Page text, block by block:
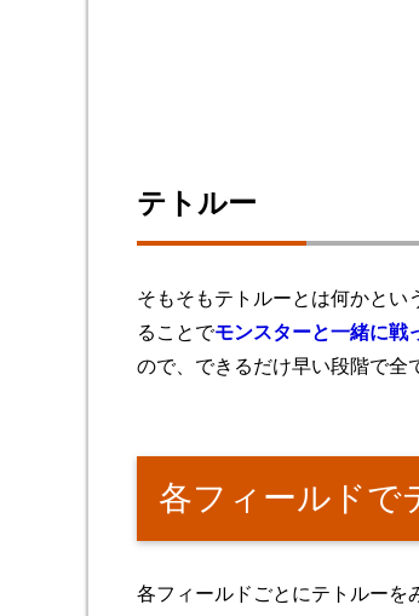
テトルー
そもそもテトルーとは何かとい
ることでモンスターと一緒に戦
ので、できるだけ早い段階で全
各フィールドで
各フィールドごとにテトルーを